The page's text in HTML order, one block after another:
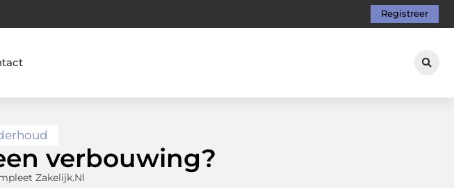
Registreer
verbouwing?
Zakelijk.nl